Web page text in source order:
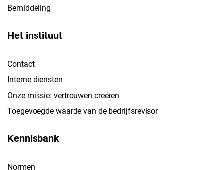
Bemiddeling
Het instituut
Contact
Interne diensten
Onze missie: vertrouwen creëren
Toegevoegde waarde van de bedrijfsrevisor
Kennisbank
Normen